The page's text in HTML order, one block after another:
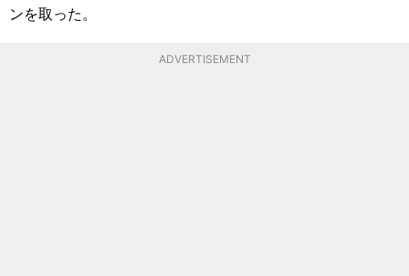
ンを取った。
ADVERTISEMENT